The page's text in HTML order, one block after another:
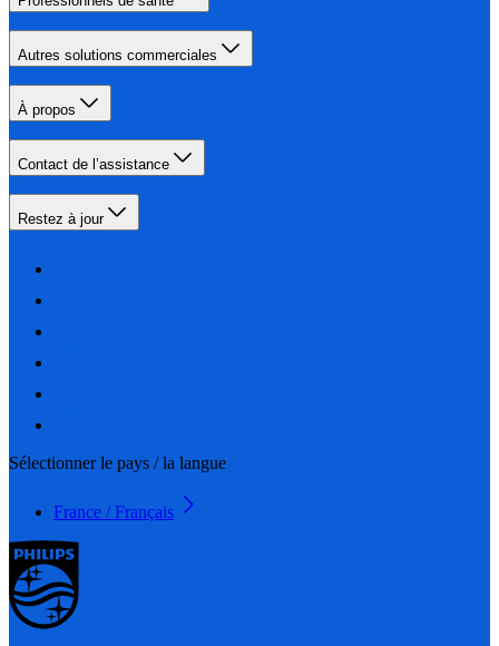
Autres solutions commerciales
À propos
Contact de l’assistance
Restez à jour
Sélectionner le pays / la langue
France / Français